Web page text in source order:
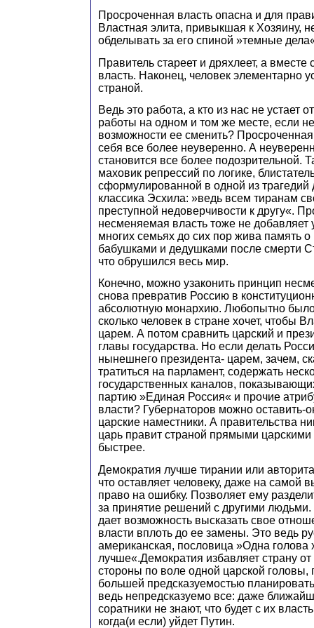
Просроченная власть опасна и для
Властная элита, привыкшая к Хозяину,
обделывать за его спиной »темные
Правитель стареет и дряхлеет, а вместе
власть. Наконец, человек элементарно
страной.
Ведь это работа, а кто из нас не устает
работы на одном и том же месте, если
возможности ее сменить? Просроченная
себя все более неуверенно. А
становится все более подозрительной.
маховик репрессий по логике,
сформулированной в одной из трагедий
классика Эсхила: »ведь всем тиранам
преступной недоверчивости к другу«.
несменяемая власть тоже не добавляет
многих семьях до сих пор жива память
бабушками и дедушками после смерти
что обрушился весь мир.
Конечно, можно узаконить принцип
снова превратив Россию в
абсолютную монархию. Любопытно было
сколько человек в стране хочет, чтобы
царем. А потом сравнить царский и
главы государства. Но если делать
нынешнего президента- царем, зачем,
тратиться на парламент, содержать
государственных каналов,
партию »Единая Россия« и прочие
власти? Губернаторов можно оставить-
царские наместники. А правительства
царь правит страной прямыми царскими
быстрее.
Демократия лучше тирании или
что оставляет человеку, даже на самой
право на ошибку. Позволяет ему
за принятие решений с другими
дает возможность высказать свое
власти вплоть до ее замены. Это ведь
американская, пословица »Одна голова
лучше«.Демократия избавляет страну
стороны по воле одной царской головы,
большей предсказуемостью
ведь непредсказуемо все: даже
соратники не знают, что будет с их
когда(и если) уйдет Путин.